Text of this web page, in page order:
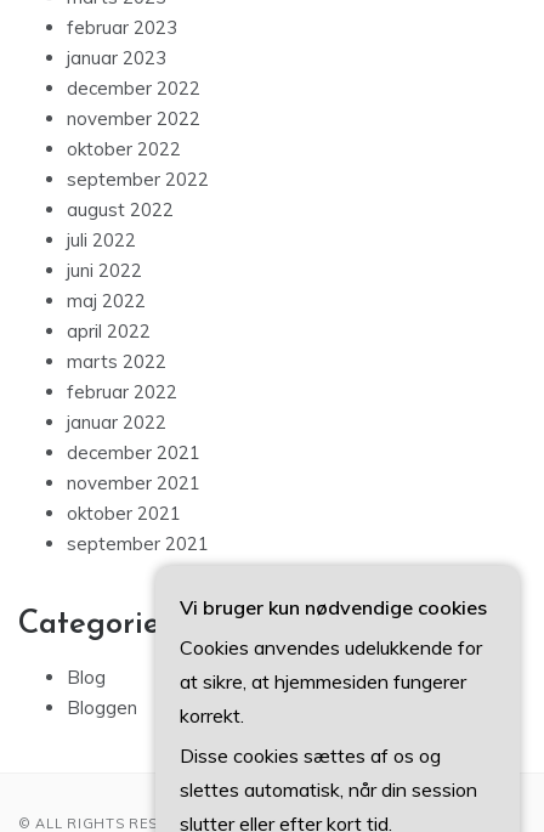
februar 2023
januar 2023
december 2022
november 2022
oktober 2022
september 2022
august 2022
juli 2022
juni 2022
maj 2022
april 2022
marts 2022
februar 2022
januar 2022
december 2021
november 2021
oktober 2021
september 2021
Categories
Blog
Bloggen
© ALL RIGHTS RESERVED 2022
Vi bruger kun nødvendige cookies
Cookies anvendes udelukkende for
at sikre, at hjemmesiden fungerer
korrekt.
Disse cookies sættes af os og
slettes automatisk, når din session
slutter eller efter kort tid.